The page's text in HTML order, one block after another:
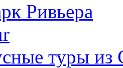
Ривьера
туры из